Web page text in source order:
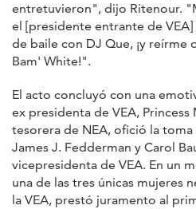
entretuvieron", dijo Ritenour.
el [presidente entrante de
de baile con DJ Que, ¡y reírme
Bam' White!".
El acto concluyó con una
ex presidenta de VEA, Princess
tesorera de NEA, ofició la
James J. Fedderman y Carol
vicepresidenta de VEA. En un
una de las tres únicas mujeres
la VEA, prestó juramento al